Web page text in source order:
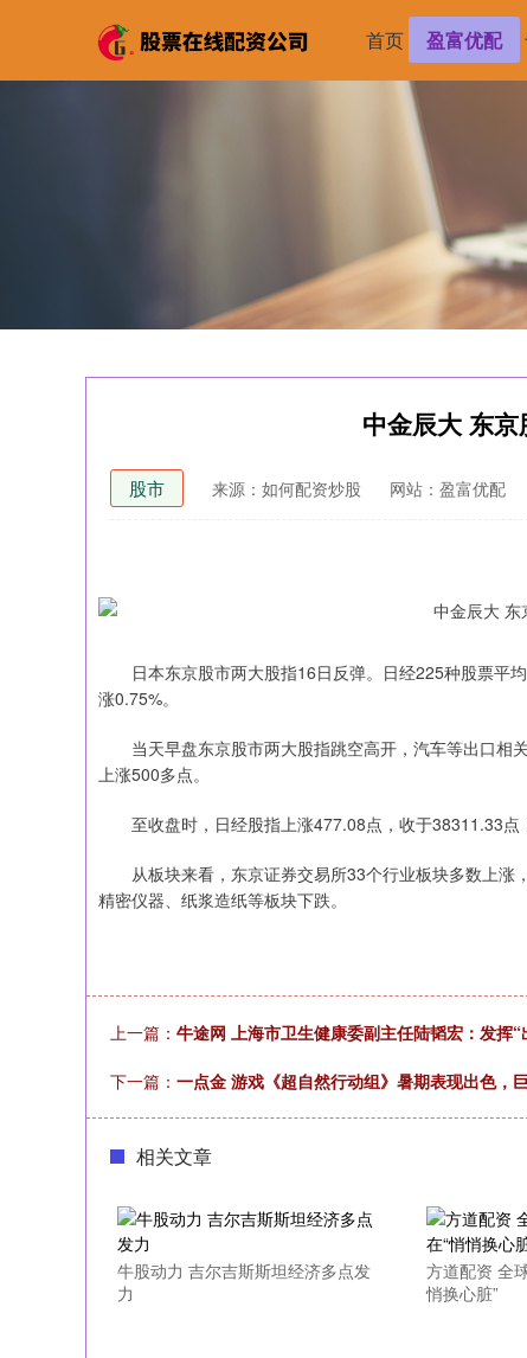
首页 盈富优配
中金辰大 东
股市 来源：如何配资炒股 网站：盈富优配
日本东京股市两大股指16日反弹。日经225种股票平
涨0.75%。
当天早盘东京股市两大股指跳空高开，汽车等出口相
上涨500多点。
至收盘时，日经股指上涨477.08点，收于38311.33点
从板块来看，东京证券交易所33个行业板块多数上涨
精密仪器、纸浆造纸等板块下跌。
上一篇： 牛途网 上海市卫生健康委副主任陆韬宏：发挥
下一篇： 一点金 游戏《超自然行动组》暑期表现出色，
相关文章
牛股动力 吉尔吉斯斯坦经济多点发
力
方道配资 全
悄换心脏”
-0.01% 上证指数 3900.35 21.92